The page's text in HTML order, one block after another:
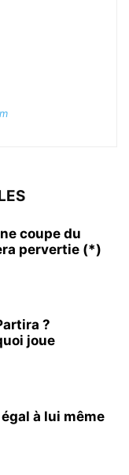
coupe du
pervertie (*)
?
joue
à lui même